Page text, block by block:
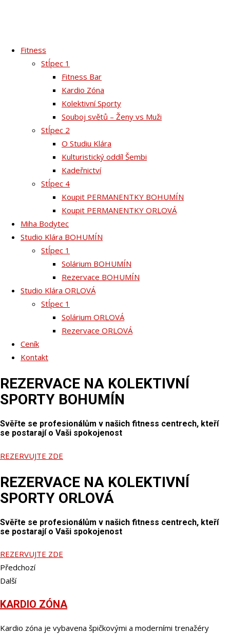
Fitness
Stĺpec 1
Fitness Bar
Kardio Zóna
Kolektivní Sporty
Souboj světů – Ženy vs Muži
Stĺpec 2
O Studiu Klára
Kulturistický oddíl Šembi
Kadeřnictví
Stĺpec 4
Koupit PERMANENTKY BOHUMÍN
Koupit PERMANENTKY ORLOVÁ
Miha Bodytec
Studio Klára BOHUMÍN
Stĺpec 1
Solárium BOHUMÍN
Rezervace BOHUMÍN
Studio Klára ORLOVÁ
Stĺpec 1
Solárium ORLOVÁ
Rezervace ORLOVÁ
Ceník
Kontakt
REZERVACE NA KOLEKTIVNÍ
SPORTY BOHUMÍN
Svěřte se profesionálům v našich fitness centrech, kteří
se postarají o Vaši spokojenost
REZERVUJTE ZDE
REZERVACE NA KOLEKTIVNÍ
SPORTY ORLOVÁ
Svěřte se profesionálům v našich fitness centrech, kteří
se postarají o Vaši spokojenost
REZERVUJTE ZDE
Předchozí
Další
KARDIO ZÓNA
Kardio zóna je vybavena špičkovými a moderními trenažéry